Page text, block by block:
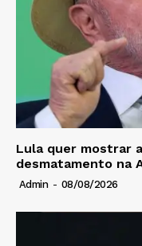
Lula quer mostrar
desmatamento na
Admin - 08/08/2026